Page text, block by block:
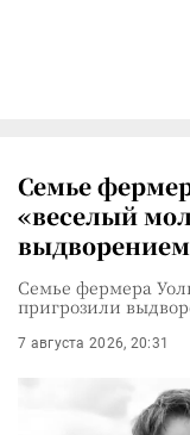
Семье
«веселый
Семье фермера
пригрозили
7 августа 2026, 20:31